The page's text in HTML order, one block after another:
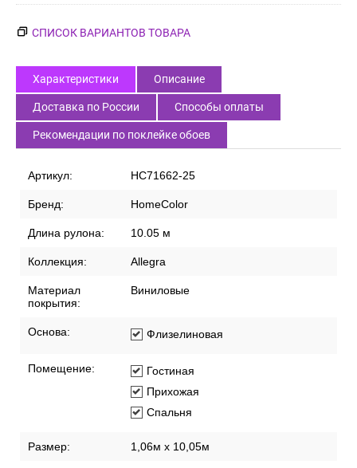
СПИСОК ВАРИАНТОВ ТОВАРА
Характеристики Описание
Доставка по России Способы оплаты
Рекомендации по поклейке обоев
Артикул: HC71662-25
Бренд: HomeColor
Длина рулона: 10.05 м
Коллекция: Allegra
Материал
покрытия:
Виниловые
Основа: Флизелиновая
Помещение:
Гостиная
Прихожая
Спальня
Размер: 1,06м х 10,05м